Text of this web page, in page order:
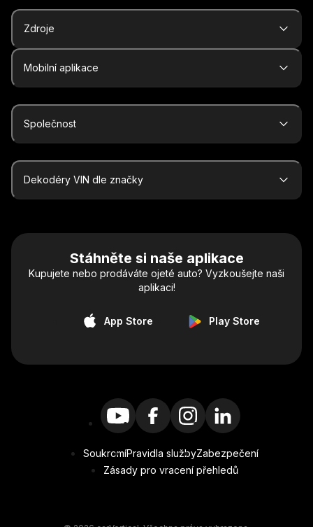
Zdroje
Mobilní aplikace
Společnost
Dekodéry VIN dle značky
Stáhněte si naše aplikace
Kupujete nebo prodáváte ojeté auto? Vyzkoušejte naši
aplikaci!
App Store Play Store
SoukromíPravidla službyZabezpečení
Zásady pro vracení přehledů